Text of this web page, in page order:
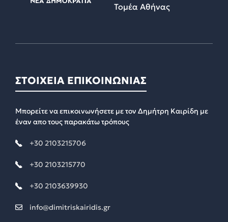
Τομέα Αθήνας
ΣΤΟΙΧΕΙΑ ΕΠΙΚΟΙΝΩΝΙΑΣ
Μπορείτε να επικοινωνήσετε με τον Δημήτρη Καιρίδη με
έναν απο τους παρακάτω τρόπους
+30 2103215706
+30 2103215770
+30 2103639930
info@dimitriskairidis.gr